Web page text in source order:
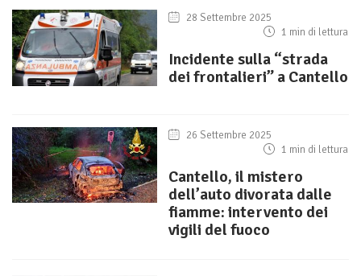
28 Settembre 2025
1 min di lettura
Incidente sulla “strada
dei frontalieri” a Cantello
26 Settembre 2025
1 min di lettura
Cantello, il mistero
dell’auto divorata dalle
fiamme: intervento dei
vigili del fuoco